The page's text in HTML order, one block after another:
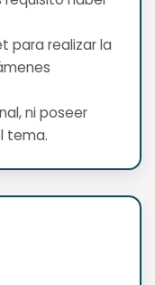
para realizar la
ni poseer
tema.